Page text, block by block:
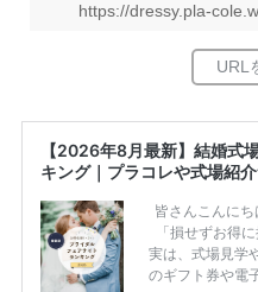
https://dressy.pla-
【2026年8月最新】結婚式
キング｜プラコレや式場紹
皆さんこんに
「損せずお得
実は、式場見学
のギフト券や電